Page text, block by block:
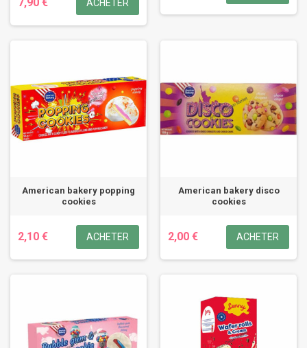
ACHETER
American bakery popping
cookies
2,10 € ACHETER
American bakery disco
cookies
2,00 € ACHETER